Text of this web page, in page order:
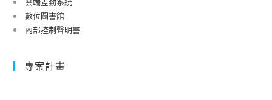
數位圖書館
內部控制聲明書
專案計畫